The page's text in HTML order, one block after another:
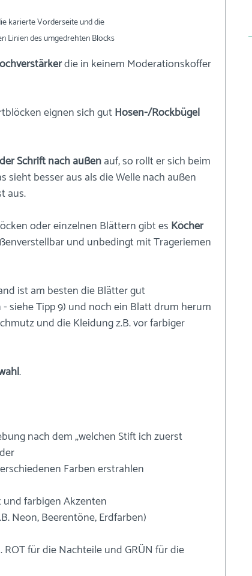
karierte Vorderseite und die
Linien des umgedrehten Blocks
die in keinem Moderationskoffer
eignen sich gut Hosen-/Rockbügel
Schrift nach außen auf, so rollt er sich beim
sieht besser aus als die Welle nach außen
aus.
oder einzelnen Blättern gibt es Köcher
und unbedingt mit Trageriemen
ist am besten die Blätter gut
siehe Tipp 9) und noch ein Blatt drum herum
und die Kleidung z.B. vor farbiger
.
nach dem „welchen Stift ich zuerst
Farben erstrahlen
und farbigen Akzenten
Neon, Beerentöne, Erdfarben)
ROT für die Nachteile und GRÜN für die